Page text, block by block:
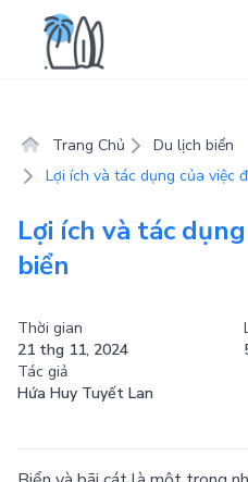
Trang Chủ
Du lịch biển
Lợi ích và tác dụng của việc
Lợi ích và tác
biển
Thời gian
21 thg 11, 2024
Tác giả
Hứa Huy Tuyết Lan